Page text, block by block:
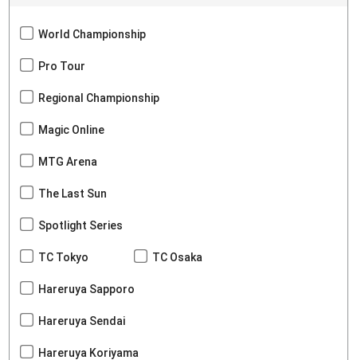
World Championship
Pro Tour
Regional Championship
Magic Online
MTG Arena
The Last Sun
Spotlight Series
TC Tokyo TC Osaka
Hareruya Sapporo
Hareruya Sendai
Hareruya Koriyama